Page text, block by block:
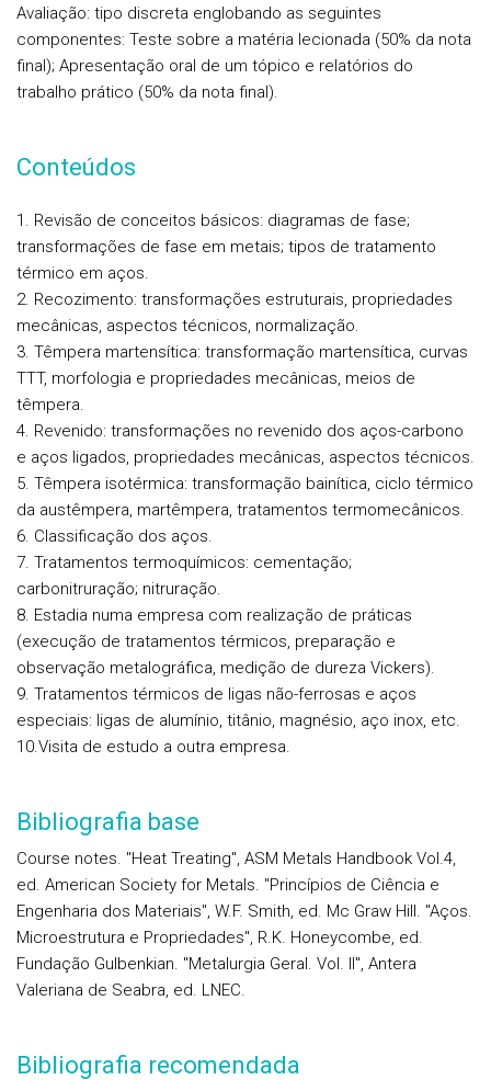
Avaliação: tipo discreta englobando as seguintes
componentes: Teste sobre a matéria lecionada (50% da nota
final); Apresentação oral de um tópico e relatórios do
trabalho prático (50% da nota final).
Conteúdos
1. Revisão de conceitos básicos: diagramas de fase;
transformações de fase em metais; tipos de tratamento
térmico em aços.
2. Recozimento: transformações estruturais, propriedades
mecânicas, aspectos técnicos, normalização.
3. Têmpera martensítica: transformação martensítica, curvas
TTT, morfologia e propriedades mecânicas, meios de
têmpera.
4. Revenido: transformações no revenido dos aços-carbono
e aços ligados, propriedades mecânicas, aspectos técnicos.
5. Têmpera isotérmica: transformação bainítica, ciclo térmico
da austêmpera, martêmpera, tratamentos termomecânicos.
6. Classificação dos aços.
7. Tratamentos termoquímicos: cementação;
carbonitruração; nitruração.
8. Estadia numa empresa com realização de práticas
(execução de tratamentos térmicos, preparação e
observação metalográfica, medição de dureza Vickers).
9. Tratamentos térmicos de ligas não-ferrosas e aços
especiais: ligas de alumínio, titânio, magnésio, aço inox, etc.
10.Visita de estudo a outra empresa.
Bibliografia base
Course notes. "Heat Treating", ASM Metals Handbook Vol.4,
ed. American Society for Metals. "Princípios de Ciência e
Engenharia dos Materiais", W.F. Smith, ed. Mc Graw Hill. "Aços.
Microestrutura e Propriedades", R.K. Honeycombe, ed.
Fundação Gulbenkian. "Metalurgia Geral. Vol. II", Antera
Valeriana de Seabra, ed. LNEC.
Bibliografia recomendada